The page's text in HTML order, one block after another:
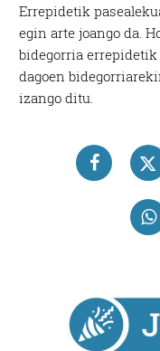
Errepidetik
egin arte joango da.
bidegorria errepidetik
dagoen
izango ditu.